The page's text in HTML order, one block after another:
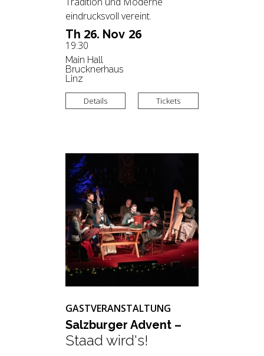
Th 26. Nov 26
19:30
Main Hall
Brucknerhaus
Linz
eindrucksvoll vereint.
Details Tickets
GASTVERANSTALTUNG
Salz­bur­ger Ad­vent –
Staad wird's!